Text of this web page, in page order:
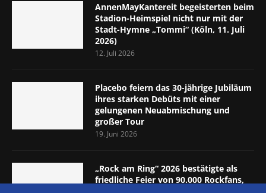
AnnenMayKantereit begeisterten beim
Stadion-Heimspiel nicht nur mit der
Stadt-Hymne „Tommi“ (Köln, 11. Juli
2026)
12. Juli 2026
Placebo feiern das 30-jährige Jubiläum
ihres starken Debüts mit einer
gelungenen Neuabmischung und
großer Tour
19. Juni 2026
„Rock am Ring“ 2026 bestätigte als
friedliche Feier von 90.000 Rockfans,